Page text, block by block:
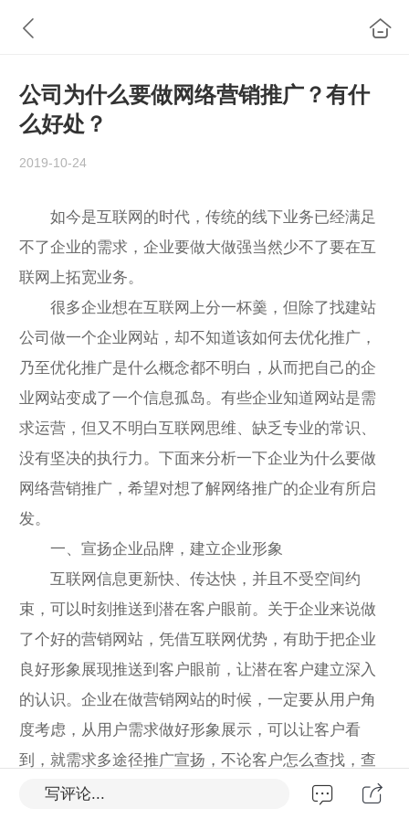
公司为什么要做网络营销推广？有什
么好处？
2019-10-24
如今是互联网的时代，传统的线下业务已经满足
不了企业的需求，企业要做大做强当然少不了要在互
联网上拓宽业务。
很多企业想在互联网上分一杯羹，但除了找建站
公司做一个企业网站，却不知道该如何去优化推广，
乃至优化推广是什么概念都不明白，从而把自己的企
业网站变成了一个信息孤岛。有些企业知道网站是需
求运营，但又不明白互联网思维、缺乏专业的常识、
没有坚决的执行力。下面来分析一下企业为什么要做
网络营销推广，希望对想了解网络推广的企业有所启
发。
一、宣扬企业品牌，建立企业形象
互联网信息更新快、传达快，并且不受空间约
束，可以时刻推送到潜在客户眼前。关于企业来说做
了个好的营销网站，凭借互联网优势，有助于把企业
良好形象展现推送到客户眼前，让潜在客户建立深入
的认识。企业在做营销网站的时候，一定要从用户角
度考虑，从用户需求做好形象展示，可以让客户看
到，就需求多途径推广宣扬，不论客户怎么查找，查
找什么关键词，都能看到企业信息，留下好形象。
写评论...